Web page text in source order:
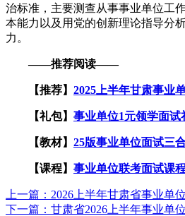
治标准，主要测查从事事业单位工
本能力以及用党的创新理论指导分
力。
——推荐阅读——
【推荐】 2025上半年甘肃事业
【礼包】 事业单位1元领学面试
【教材】 25版事业单位面试三
【课程】 事业单位联考面试课
上一篇：2026上半年甘肃省事业单
下一篇：甘肃省2026上半年事业单